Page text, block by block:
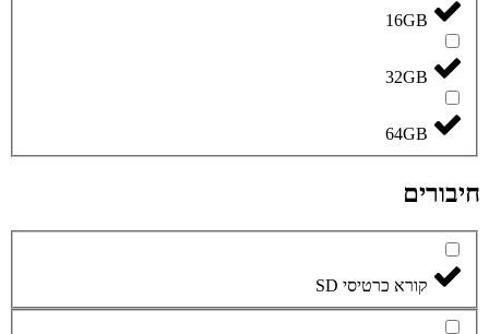
16GB
32GB
64GB
חיבורים
קורא כרטיסי SD